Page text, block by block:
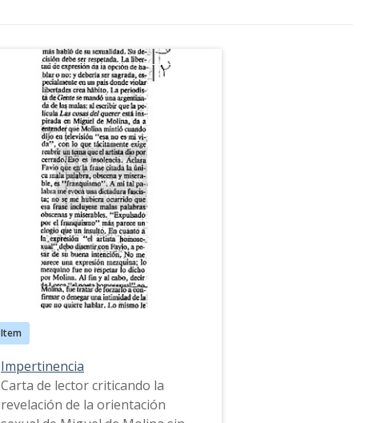
Item
Impertinencia
Carta de lector criticando la
revelación de la orientación